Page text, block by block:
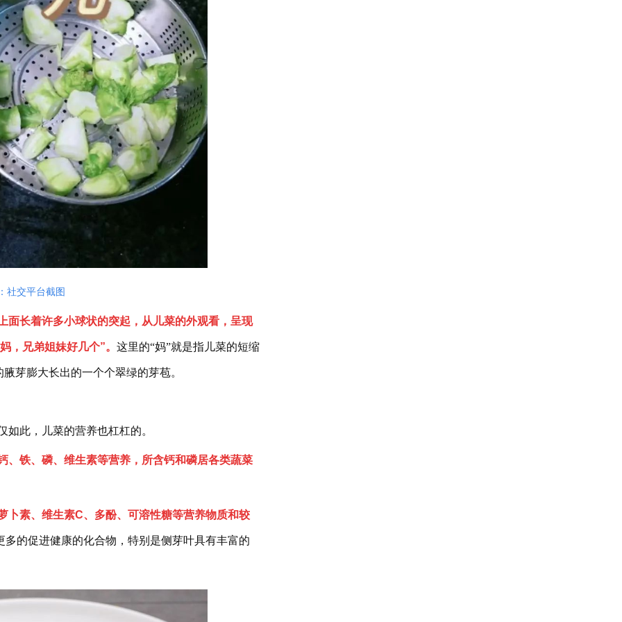
社交平台截图
面长着许多小球状的突起，从儿菜的外观看，呈现
，兄弟姐妹好几个”。 这里的“妈”就是指儿菜的短缩
芽膨大长出的一个个翠绿的芽苞。
此，儿菜的营养也杠杠的。
、铁、磷、维生素等营养，所含钙和磷居各类蔬菜
卜素、维生素C、多酚、可溶性糖等营养物质和较
的促进健康的化合物，特别是侧芽叶具有丰富的